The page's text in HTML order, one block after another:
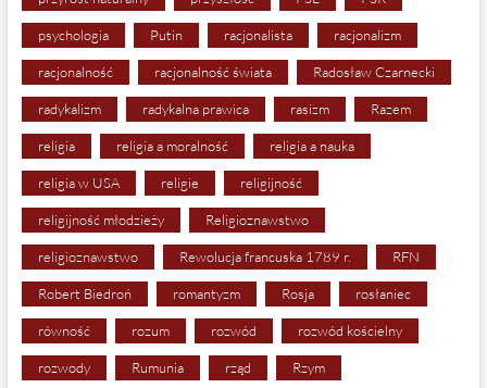
psychologia Putin racjonalista racjonalizm
racjonalność racjonalność świata Radosław Czarnecki
radykalizm radykalna prawica rasizm Razem
religia religia a moralność religia a nauka
religia w USA religie religijność
religijność młodzieży Religioznawstwo
religioznawstwo Rewolucja francuska 1789 r. RFN
Robert Biedroń romantyzm Rosja rosłaniec
równość rozum rozwód rozwód kościelny
rozwody Rumunia rząd Rzym